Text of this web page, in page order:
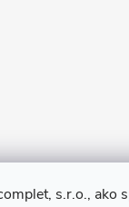
s.r.o., ako